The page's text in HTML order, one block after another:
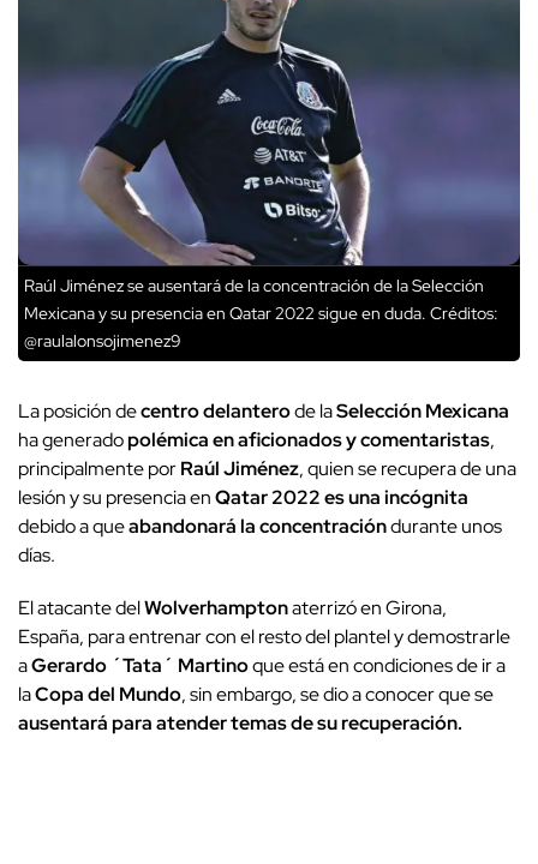
Raúl Jiménez se ausentará de la concentración de la Selección
Mexicana y su presencia en Qatar 2022 sigue en duda. Créditos:
@raulalonsojimenez9
La posición decentro delanterode laSelección Mexicana
ha generadopolémica en aficionados y comentaristas,
principalmente porRaúl Jiménez, quien se recupera de una
lesión y su presencia enQatar 2022 es una incógnita
debido a queabandonará la concentracióndurante unos
días.
El atacante delWolverhamptonaterrizó en Girona,
España, para entrenar con el resto del plantel y demostrarle
aGerardo ´Tata´ Martinoque está en condiciones de ir a
laCopa del Mundo, sin embargo, se dio a conocer que se
ausentará para atender temas de su recuperación.